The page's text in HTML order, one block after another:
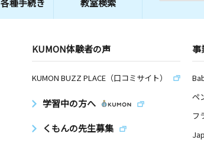
各種手続き 教室検索
KUMON体験者の声
KUMON BUZZ PLACE（口コミサイト）
学習中の方へ
くもんの先生募集
事
ペ
フ